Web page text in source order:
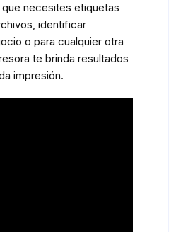
necesites etiquetas
identificar
o para cualquier otra
te brinda resultados
impresión.